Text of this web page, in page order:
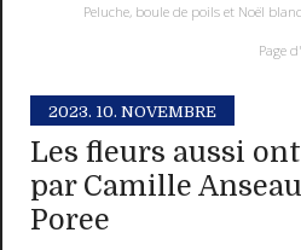
Peluche, boule de poils et Noël
Page
2023. 10. NOVEMBRE
Les fleurs aussi
par Camille
Poree